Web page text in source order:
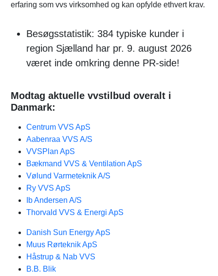
erfaring som vvs virksomhed og kan opfylde ethvert krav.
Besøgsstatistik: 384 typiske kunder i
region Sjælland har pr. 9. august 2026
været inde omkring denne PR-side!
Modtag aktuelle vvstilbud overalt i
Danmark:
Centrum VVS ApS
Aabenraa VVS A/S
VVSPlan ApS​
Bækmand VVS & Ventilation ApS
Vølund Varmeteknik A/S
Ry VVS ApS
Ib Andersen A/S
Thorvald VVS & Energi ApS
Danish Sun Energy ApS
Muus Rørteknik ApS
Håstrup & Nab VVS
B.B. Blik